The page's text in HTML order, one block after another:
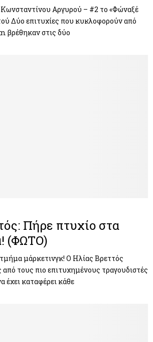
Αργυρού – #2 το «Φώναξέ
Δύο επιτυχίες που κυκλοφορούν από
στις δύο
Πήρε πτυχίo στα
(ΦΩΤΟ)
μάρκετινγκ! Ο Ηλίας Βρεττός
από τους πιο επιτυχημένους τραγουδιστές
έχει καταφέρει κάθε